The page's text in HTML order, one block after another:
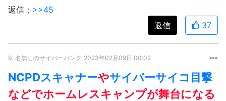
返信： >>45
返信
37
9. 名無しのサイバーパンク 2023年02月09日 00:02
NCPDスキャナーやサイバーサイコ目撃
などでホームレスキャンプが舞台になる